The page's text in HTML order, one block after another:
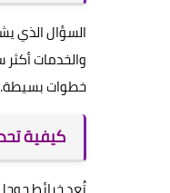
السؤال الذي
والخدمات
خطوات بسيطة.
كيفية